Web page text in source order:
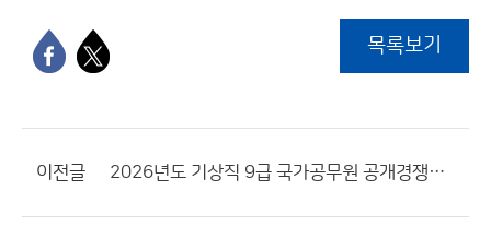
목록보기
이전글 2026년도 기상직 9급 국가공무원 공개경쟁채용시험 원서접수 결과 공고